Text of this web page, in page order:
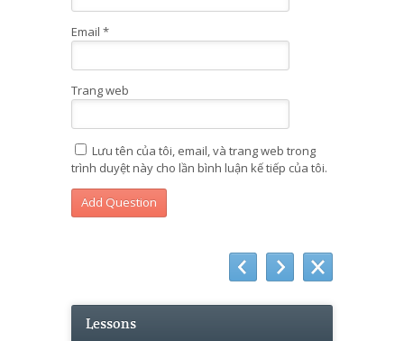
Email *
Trang web
Lưu tên của tôi, email, và trang web trong
trình duyệt này cho lần bình luận kế tiếp của tôi.
Lessons